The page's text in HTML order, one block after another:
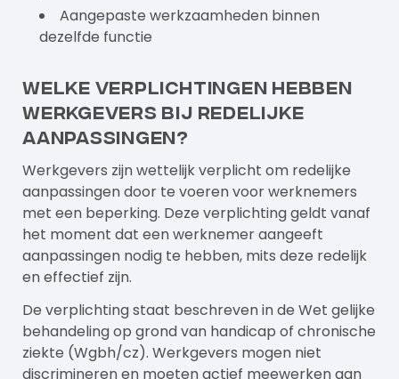
Aangepaste werkzaamheden binnen
dezelfde functie
Welke verplichtingen hebben
werkgevers bij redelijke
aanpassingen?
Werkgevers zijn wettelijk verplicht om redelijke
aanpassingen door te voeren voor werknemers
met een beperking. Deze verplichting geldt vanaf
het moment dat een werknemer aangeeft
aanpassingen nodig te hebben, mits deze redelijk
en effectief zijn.
De verplichting staat beschreven in de Wet gelijke
behandeling op grond van handicap of chronische
ziekte (Wgbh/cz). Werkgevers mogen niet
discrimineren en moeten actief meewerken aan